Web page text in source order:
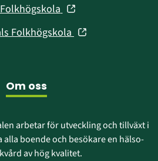
nytt
fönster)
(öppnas
nytt
Folkhögskola (öppnas
Om oss
arbetar för utveckling och tillväxt i
boende och besökare en hälso-
av hög kvalitet.